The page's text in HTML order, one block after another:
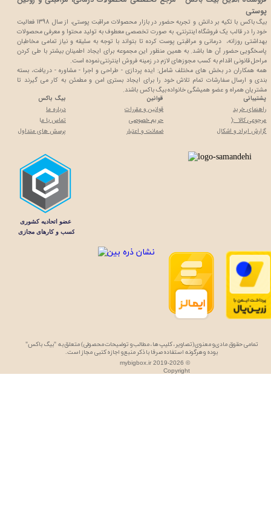
پشتیبانی
راهنمای خرید
مرجوعی کالا :(
گزارش ایراد و اشکال
قوانین
قوانین و مقررات
حریم خصوصی
ضمانت و اعتبار
تمامی حقوق مادی و معنوی (تصاویر، کلیپ ها، مطالب و توضیحات محصولی) متعلق به "بیگ باکس"
بوده و هرگونه استفاده صرفا با ذکر منبع و اجازه کتبی مجاز است.
بیگ باکس
درباره ما
تماس با ما
پرسش های متداول
پوستی
بیگ باکس با تکیه بر دانش و تجربه حضور در بازار محصولات مراقبت پوستی، از سال 1398 فعالیت
خود را در قالب یک فروشگاه اینترنتی، به صورت تخصصی معطوف به تولید محتوا و معرفی محصولات
بهداشتی روزانه، درمانی و مراقبتی پوست کرده تا بتواند با توجه به سلیقه و نیاز تمامی مخاطبان
پاسخگویی حضور آن ها باشد. به همین منظور این مجموعه برای ایجاد اطمینان بیشتر با طی کردن
مراحل قانونی اقدام به کسب مجوزهای لازم در زمینه فروش اینترنتی نموده است.
همه همکاران در بخش های مختلف شامل: ایده پردازی - طراحی و اجرا - مشاوره - دریافت، بسته
بندی و ارسال سفارشات تمام تلاش خود را برای ایجاد بستری امن و مطمئن به کار می گیرند تا
مشتریان همراه و عضو همیشگی خانواده بیگ باکس باشند.
mybigbox.ir 2019-2026 ©
Copyright